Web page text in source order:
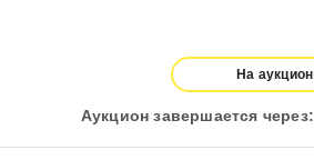
На аукцион
Аукцион завершается через: